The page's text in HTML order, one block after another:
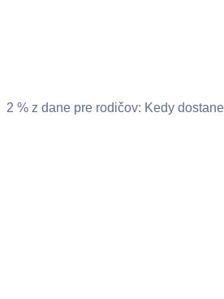
2 % z dane pre rodičov: Kedy